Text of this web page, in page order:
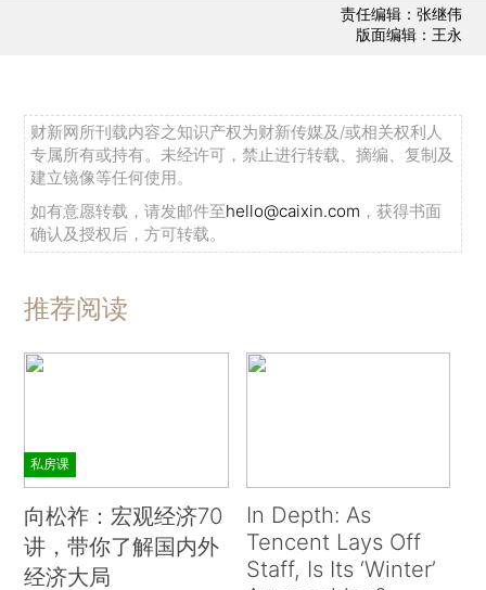
责任编辑：张继伟
版面编辑：王永
财新网所刊载内容之知识产权为财新传媒及/或相关权利人
专属所有或持有。未经许可，禁止进行转载、摘编、复制及
建立镜像等任何使用。
如有意愿转载，请发邮件至hello@caixin.com ，获得书面
确认及授权后，方可转载。
推荐阅读
私房课
向松祚：宏观经济70
讲，带你了解国内外
经济大局
In Depth: As
Tencent Lays Off
Staff, Is Its ‘Winter’